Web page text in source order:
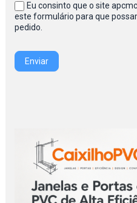
Eu consinto que o site
este formulário para que
pedido.
Enviar